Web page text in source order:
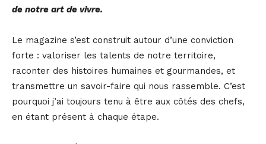
de notre art de vivre.
Le magazine s’est construit autour d’une conviction
forte : valoriser les talents de notre territoire,
raconter des histoires humaines et gourmandes, et
transmettre un savoir-faire qui nous rassemble. C’est
pourquoi j’ai toujours tenu à être aux côtés des chefs,
en étant présent à chaque étape.